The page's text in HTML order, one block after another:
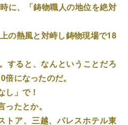
に、「鋳物職人の地位を絶対
の熱風と対峙し鋳物現場で18
すると、なんということだろ
になったのだ。
し」で！
たとか。
トア、三越、パレスホテル東